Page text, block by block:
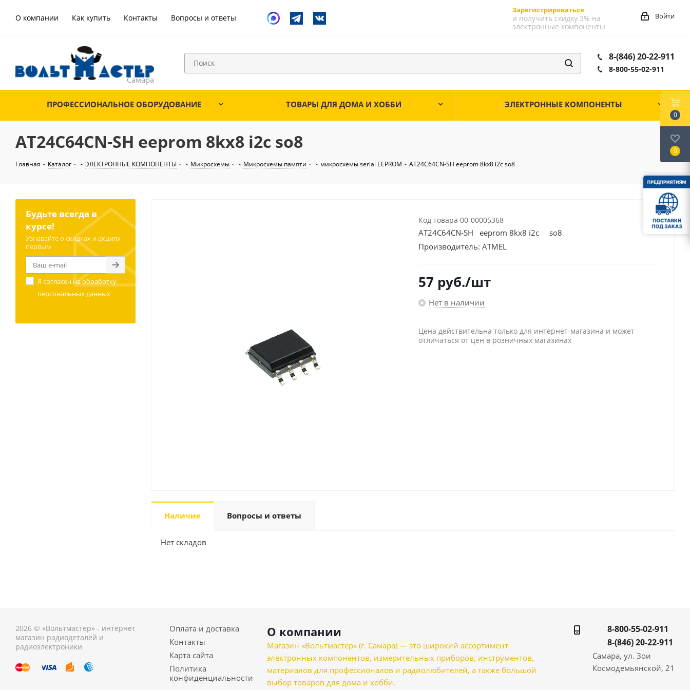
О компании Как купить Контакты Вопросы и ответы
Зарегистрироваться
и получить скидку 3% на
электронные компоненты
Войти
8-(846) 20-22-911
8-800-55-02-911
ПРОФЕССИОНАЛЬНОЕ ОБОРУДОВАНИЕ ТОВАРЫ ДЛЯ ДОМА И ХОББИ ЭЛЕКТРОННЫЕ КОМПОНЕНТЫ
AT24C64CN-SH eeprom 8kх8 i2c so8
Главная - Каталог - ЭЛЕКТРОННЫЕ КОМПОНЕНТЫ - Микросхемы - Микросхемы памяти - микросхемы serial EEPROM - AT24C64CN-SH eeprom 8kх8 i2c so8
Код товара 00-00005368
AT24C64CN-SH eeprom 8kх8 i2c so8
Производитель: ATMEL
57 руб./шт
Нет в наличии
Цена действительна только для интернет-магазина и может
отличаться от цен в розничных магазинах
Наличие Вопросы и ответы
Нет складов
Будьте всегда в
курсе!
Узнавайте о скидках и акциях
первым
Я согласен наобработку
персональных данных
2026 © «Вольтмастер» - интернет
магазин радиодеталей и
радиоэлектроники
Оплата и доставка
Контакты
Карта сайта
Политика
конфиденциальности
О компании
Магазин «Вольтмастер» (г. Самара) — это широкий ассортимент
электронных компонентов, измерительных приборов, инструментов,
материалов для профессионалов и радиолюбителей, а также большой
выбор товаров для дома и хобби.
8-800-55-02-911
8-(846) 20-22-911
Самара, ул. Зои
Космодемьянской, 21
0
0